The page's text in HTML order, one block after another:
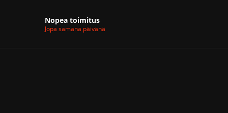
Nopea toimitus
Jopa samana päivänä